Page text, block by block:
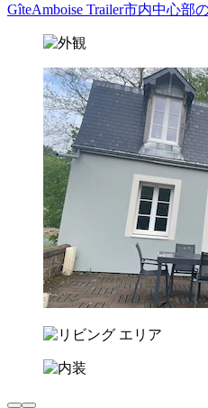
GîteAmboise Trailer市内中心部